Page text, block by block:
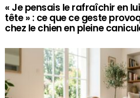
« Je pensais le rafraîchir en
tête » : ce que ce geste
chez le chien en pleine